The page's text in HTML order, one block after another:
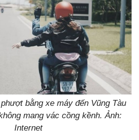
bằng xe máy đến Vũng Tàu
mang vác cồng kềnh. Ảnh:
Internet